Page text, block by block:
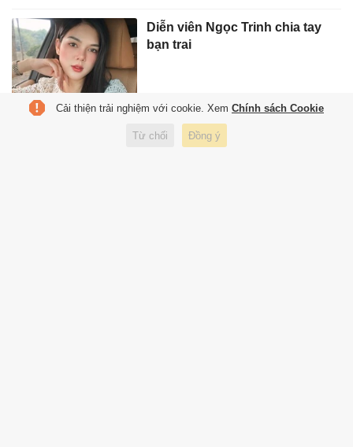
Diễn viên Ngọc Trinh chia tay
bạn trai
Thí sinh hoa hậu bị chỉ trích khi
mặc giống Ngọc Trinh
Cải thiện trải nghiệm với cookie. Xem Chính sách Cookie
Từ chối Đồng ý